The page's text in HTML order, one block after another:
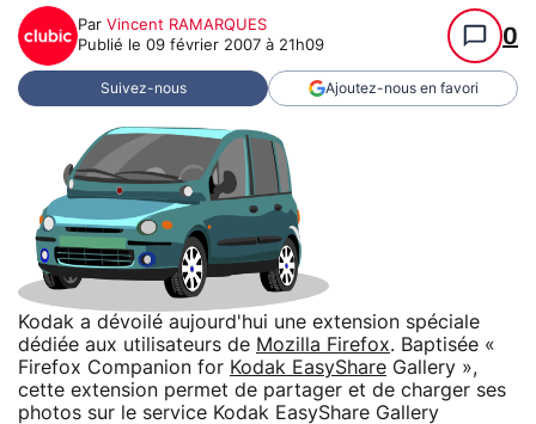
Par Vincent RAMARQUES
Publié le 09 février 2007 à 21h09 0
Suivez-nous Ajoutez-nous en favori
Kodak a dévoilé aujourd'hui une extension spéciale
dédiée aux utilisateurs de Mozilla Firefox. Baptisée «
Firefox Companion for Kodak EasyShare Gallery »,
cette extension permet de partager et de charger ses
photos sur le service Kodak EasyShare Gallery